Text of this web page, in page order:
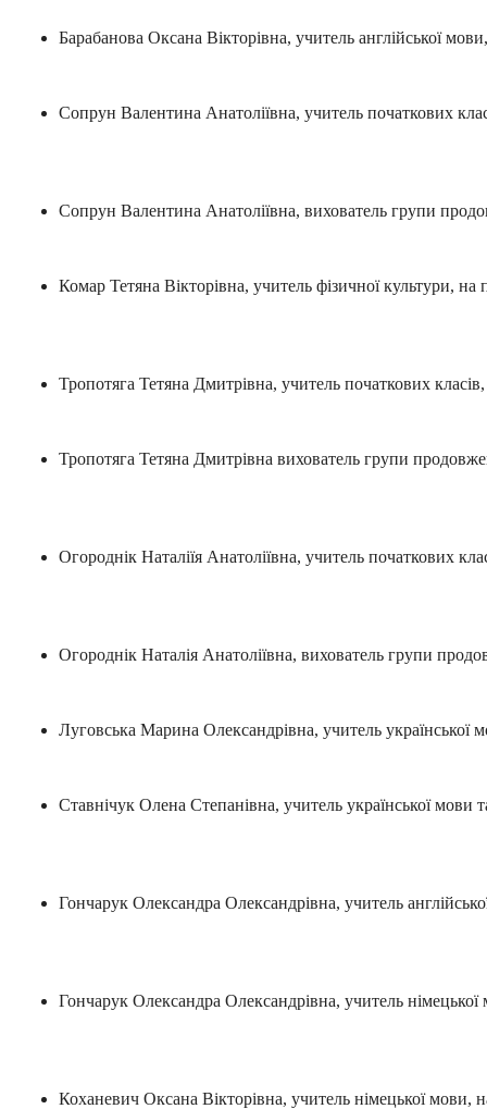
Барабанова Оксана Вікторівна, учитель англійської
Сопрун Валентина Анатоліївна, учитель початкових
Сопрун Валентина Анатоліївна, вихователь групи
Комар Тетяна Вікторівна, учитель фізичної культури, на
Тропотяга Тетяна Дмитрівна, учитель початкових
Тропотяга Тетяна Дмитрівна вихователь групи
Огороднік Наталіїя Анатоліївна, учитель початкових
Огороднік Наталія Анатоліївна, вихователь групи
Луговська Марина Олександрівна, учитель української
Ставнічук Олена Степанівна, учитель української мови
Гончарук Олександра Олександрівна, учитель
Гончарук Олександра Олександрівна, учитель німецької
Коханевич Оксана Вікторівна, учитель німецької мови,